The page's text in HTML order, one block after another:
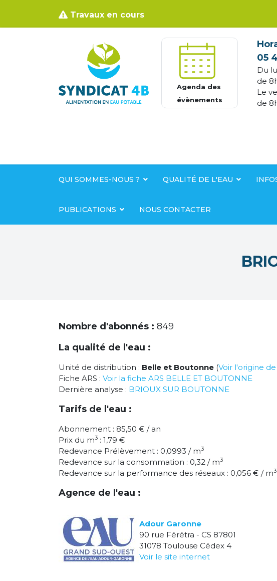
Travaux en cours
Agenda des
évènements
05
Du
de
Le
de
QUI SOMMES-NOUS ? QUALITÉ DE L'EAU
PUBLICATIONS NOUS CONTACTER
Nombre d'abonnés : 849
La qualité de l'eau :
Unité de distribution : Belle et Boutonne (Voir l'origine
Fiche ARS : Voir la fiche ARS BELLE ET BOUTONNE
Dernière analyse : BRIOUX SUR BOUTONNE
Tarifs de l'eau :
Abonnement : 85,50 € / an
Prix du m3 : 1,79 €
Redevance Prélèvement : 0,0993 / m3
Redevance sur la consommation : 0,32 / m3
Redevance sur la performance des réseaux : 0,056 € / m3
Agence de l'eau :
Adour Garonne
90 rue Férétra - CS 87801
31078 Toulouse Cédex 4
Voir le site internet